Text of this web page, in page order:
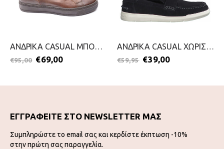
ΑΝΔΡΙΚΑ CASUAL ΜΠΟΤΑΚΙ-DAMIANI-2111-0176-ΚΑΦΕ
€95,00 €69,00
ΑΝΔΡΙΚΑ CASUAL ΧΩΡΙΣ ΚΟΡΔΟΝΙ-S.OLIVER-2199-0067-ΜΠΛΕ
€59,95 €39,00
ΕΓΓΡΑΦΕΙΤΕ ΣΤΟ NEWSLETTER ΜΑΣ
Συμπληρώστε το email σας και κερδίστε έκπτωση -10%
στην πρώτη σας παραγγελία.